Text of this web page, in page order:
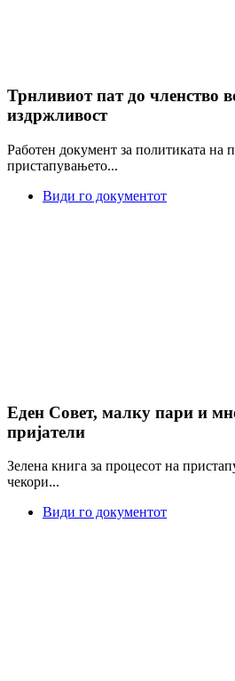
Трнливиот пат до членство
издржливост
Работен документ за политиката на
пристапувањето...
Види го документот
Еден Совет, малку пари и
пријатели
Зелена книга за процесот на
чекори...
Види го документот